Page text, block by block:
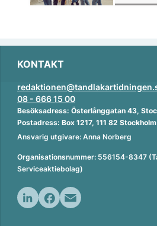
KONTAKT
08 - 666 15 00
Besöksadress: Österlånggatan 43,
Postadress: Box 1217, 111 82 Stockholm
Ansvarig utgivare: Anna Norberg
Organisationsnummer: 556154-8347
Serviceaktiebolag)